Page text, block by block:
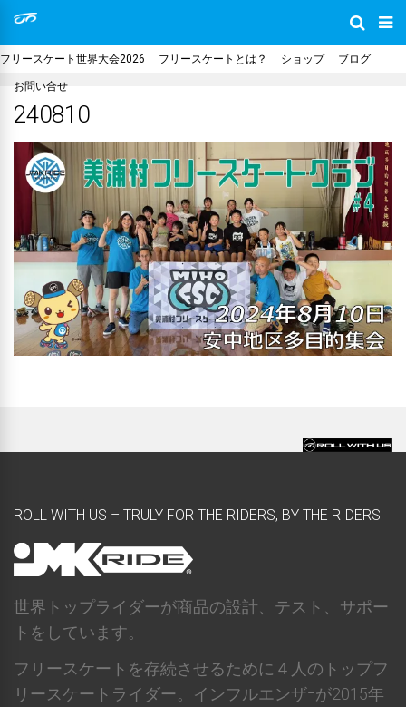
フリースケート世界大会2026 フリースケートとは？ ショップ ブログ
お問い合せ
240810
ROLL WITH US – TRULY FOR THE RIDERS, BY THE RIDERS
世界トップライダーが商品の設計、テスト、サポー
トをしています。
フリースケートを存続させるために４人のトップフ
リースケートライダー。インフルエンザｰが2015年